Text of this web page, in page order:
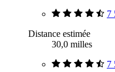
7
Distance estimée
30,0 milles
7